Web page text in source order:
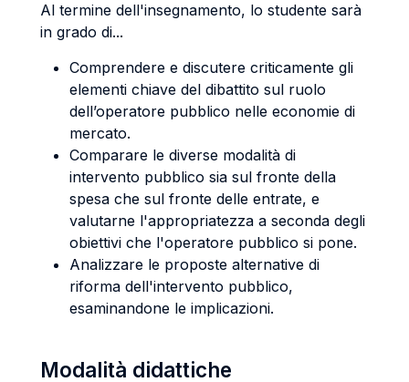
Al termine dell'insegnamento, lo studente sarà
in grado di...
Comprendere e discutere criticamente gli
elementi chiave del dibattito sul ruolo
dell’operatore pubblico nelle economie di
mercato.
Comparare le diverse modalità di
intervento pubblico sia sul fronte della
spesa che sul fronte delle entrate, e
valutarne l'appropriatezza a seconda degli
obiettivi che l'operatore pubblico si pone.
Analizzare le proposte alternative di
riforma dell'intervento pubblico,
esaminandone le implicazioni.
Modalità didattiche